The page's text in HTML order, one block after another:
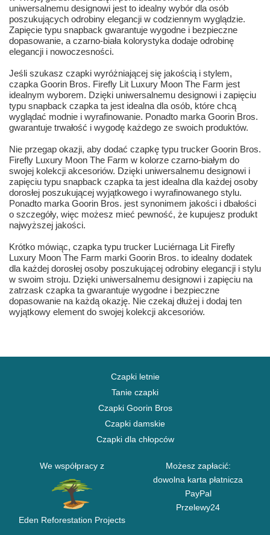
uniwersalnemu designowi jest to idealny wybór dla osób
poszukujących odrobiny elegancji w codziennym wyglądzie.
Zapięcie typu snapback gwarantuje wygodne i bezpieczne
dopasowanie, a czarno-biała kolorystyka dodaje odrobinę
elegancji i nowoczesności.
Jeśli szukasz czapki wyróżniającej się jakością i stylem,
czapka Goorin Bros. Firefly Lit Luxury Moon The Farm jest
idealnym wyborem. Dzięki uniwersalnemu designowi i zapięciu
typu snapback czapka ta jest idealna dla osób, które chcą
wyglądać modnie i wyrafinowanie. Ponadto marka Goorin Bros.
gwarantuje trwałość i wygodę każdego ze swoich produktów.
Nie przegap okazji, aby dodać czapkę typu trucker Goorin Bros.
Firefly Luxury Moon The Farm w kolorze czarno-białym do
swojej kolekcji akcesoriów. Dzięki uniwersalnemu designowi i
zapięciu typu snapback czapka ta jest idealna dla każdej osoby
dorosłej poszukującej wyjątkowego i wyrafinowanego stylu.
Ponadto marka Goorin Bros. jest synonimem jakości i dbałości
o szczegóły, więc możesz mieć pewność, że kupujesz produkt
najwyższej jakości.
Krótko mówiąc, czapka typu trucker Luciérnaga Lit Firefly
Luxury Moon The Farm marki Goorin Bros. to idealny dodatek
dla każdej dorosłej osoby poszukującej odrobiny elegancji i stylu
w swoim stroju. Dzięki uniwersalnemu designowi i zapięciu na
zatrzask czapka ta gwarantuje wygodne i bezpieczne
dopasowanie na każdą okazję. Nie czekaj dłużej i dodaj ten
wyjątkowy element do swojej kolekcji akcesoriów.
Czapki letnie
Tanie czapki
Czapki Goorin Bros
Czapki damskie
Czapki dla chłopców
We współpracy z
Eden Reforestation Projects
Możesz zapłacić:
dowolna karta płatnicza
PayPal
Przelewy24